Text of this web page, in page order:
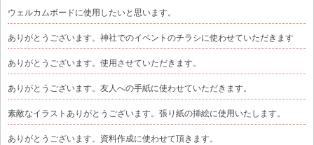
ウェルカムボードに使用したいと思います。
ありがとうございます。神社でのイベントのチラシに使わせていただきます
ありがとうございます。使用させていただきます。
ありがとうございます。友人への手紙に使わせていただきます。
素敵なイラストありがとうございます。張り紙の挿絵に使用いたします。
ありがとうございます。資料作成に使わせて頂きます。